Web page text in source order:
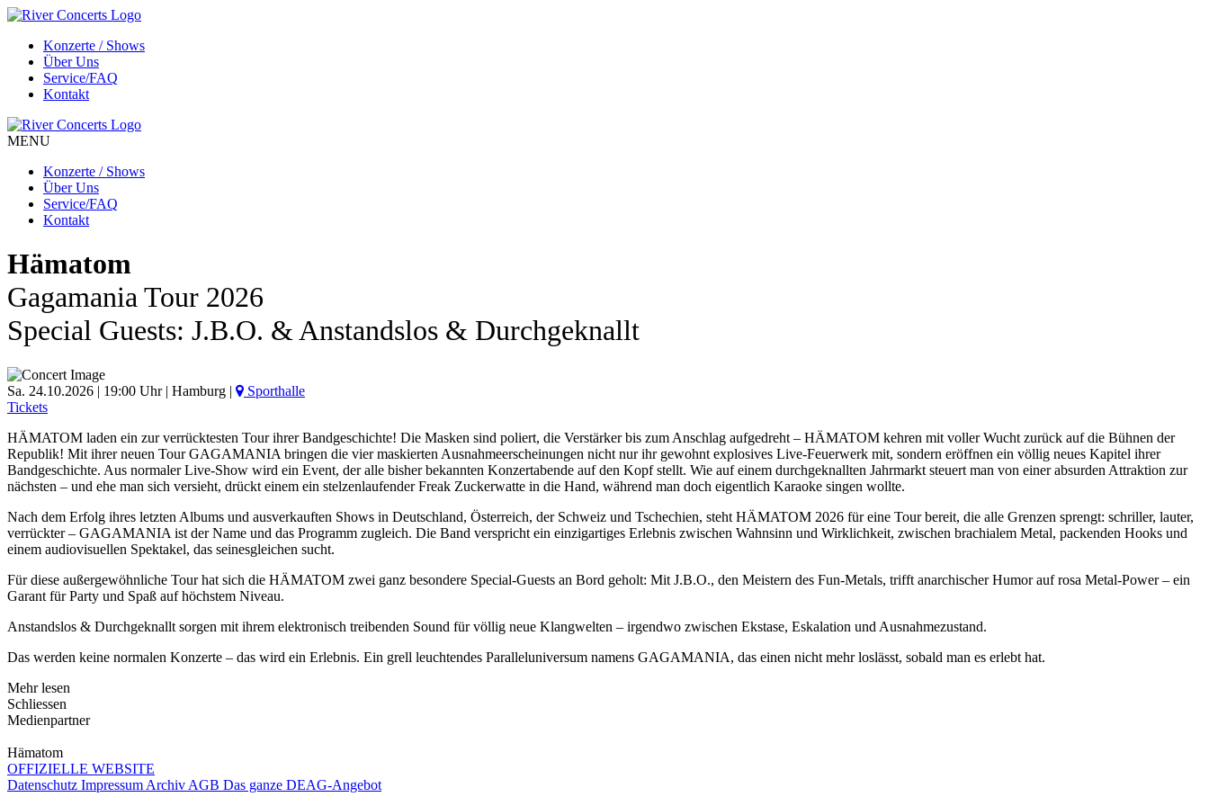
Konzerte / Shows
Über Uns
Service/FAQ
Kontakt
MENU
Konzerte / Shows
Über Uns
Service/FAQ
Kontakt
Hämatom
Gagamania Tour 2026
Special Guests: J.B.O. & Anstandslos & Durchgeknallt
Sa. 24.10.2026 | 19:00 Uhr | Hamburg |
Sporthalle
Tickets
HÄMATOM laden ein zur verrücktesten Tour ihrer Bandgeschichte! Die Masken sind poliert, die Verstärker bis zum Anschlag aufgedreht – HÄMATOM kehren mit voller Wucht zurück auf die Bühnen der
Republik! Mit ihrer neuen Tour GAGAMANIA bringen die vier maskierten Ausnahmeerscheinungen nicht nur ihr gewohnt explosives Live-Feuerwerk mit, sondern eröffnen ein völlig neues Kapitel ihrer
Bandgeschichte. Aus normaler Live-Show wird ein Event, der alle bisher bekannten Konzertabende auf den Kopf stellt. Wie auf einem durchgeknallten Jahrmarkt steuert man von einer absurden Attraktion zur
nächsten – und ehe man sich versieht, drückt einem ein stelzenlaufender Freak Zuckerwatte in die Hand, während man doch eigentlich Karaoke singen wollte.
Nach dem Erfolg ihres letzten Albums und ausverkauften Shows in Deutschland, Österreich, der Schweiz und Tschechien, steht HÄMATOM 2026 für eine Tour bereit, die alle Grenzen sprengt: schriller, lauter,
verrückter – GAGAMANIA ist der Name und das Programm zugleich. Die Band verspricht ein einzigartiges Erlebnis zwischen Wahnsinn und Wirklichkeit, zwischen brachialem Metal, packenden Hooks und
einem audiovisuellen Spektakel, das seinesgleichen sucht.
Für diese außergewöhnliche Tour hat sich die HÄMATOM zwei ganz besondere Special-Guests an Bord geholt: Mit J.B.O., den Meistern des Fun-Metals, trifft anarchischer Humor auf rosa Metal-Power – ein
Garant für Party und Spaß auf höchstem Niveau.
Anstandslos & Durchgeknallt sorgen mit ihrem elektronisch treibenden Sound für völlig neue Klangwelten – irgendwo zwischen Ekstase, Eskalation und Ausnahmezustand.
Das werden keine normalen Konzerte – das wird ein Erlebnis. Ein grell leuchtendes Paralleluniversum namens GAGAMANIA, das einen nicht mehr loslässt, sobald man es erlebt hat.
Mehr lesen
Schliessen
Medienpartner
Hämatom
OFFIZIELLE WEBSITE
Datenschutz Impressum Archiv AGB Das ganze DEAG-Angebot